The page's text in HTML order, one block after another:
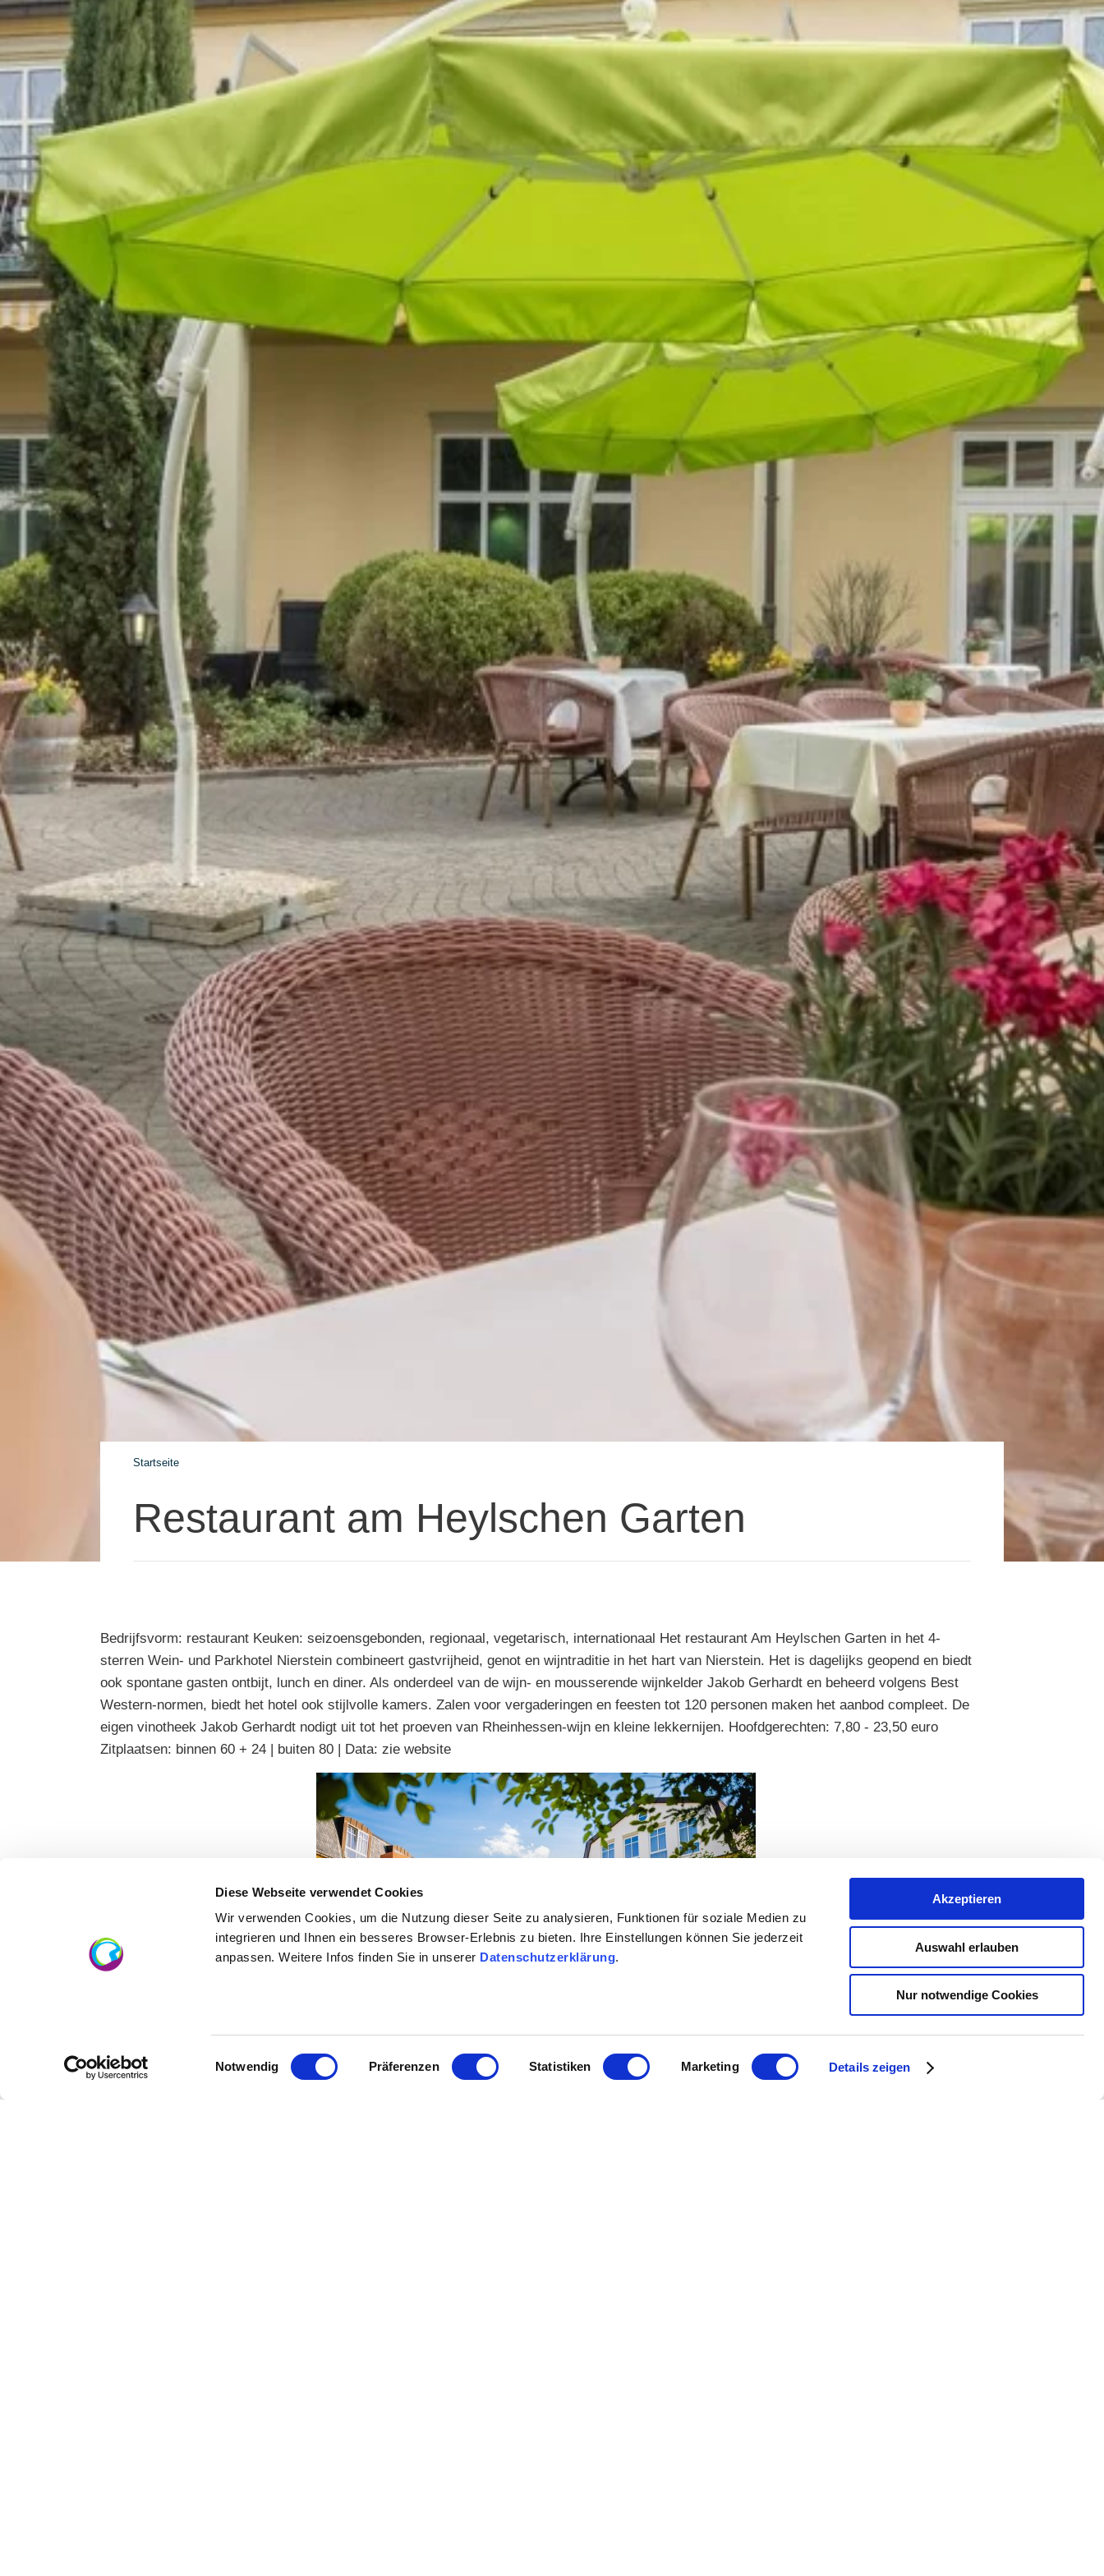
Diese Webseite verwendet Cookies
Wir verwenden Cookies, um die Nutzung dieser Seite zu analysieren, Funktionen für soziale Medien zu
integrieren und Ihnen ein besseres Browser-Erlebnis zu bieten. Ihre Einstellungen können Sie jederzeit
anpassen. Weitere Infos finden Sie in unserer Datenschutzerklärung.
Einwilligungsauswahl
Notwendig Präferenzen Statistiken Marketing Details zeigen
Akzeptieren
Auswahl erlauben
Nur notwendige Cookies
Startseite
Restaurant am Heylschen Garten
Bedrijfsvorm: restaurant Keuken: seizoensgebonden, regionaal, vegetarisch, internationaal Het restaurant Am Heylschen Garten in het 4-
sterren Wein- und Parkhotel Nierstein combineert gastvrijheid, genot en wijntraditie in het hart van Nierstein. Het is dagelijks geopend en biedt
ook spontane gasten ontbijt, lunch en diner. Als onderdeel van de wijn- en mousserende wijnkelder Jakob Gerhardt en beheerd volgens Best
Western-normen, biedt het hotel ook stijlvolle kamers. Zalen voor vergaderingen en feesten tot 120 personen maken het aanbod compleet. De
eigen vinotheek Jakob Gerhardt nodigt uit tot het proeven van Rheinhessen-wijn en kleine lekkernijen. Hoofdgerechten: 7,80 - 23,50 euro
Zitplaatsen: binnen 60 + 24 | buiten 80 | Data: zie website